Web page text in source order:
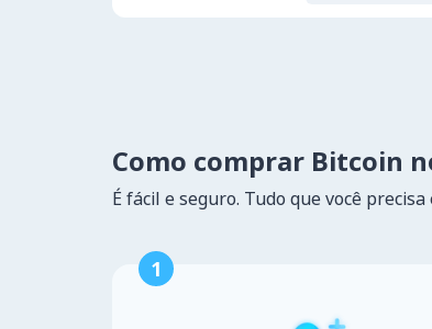
Como comprar Bitcoin
É fácil e seguro. Tudo que você
1